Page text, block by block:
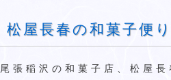
松屋長春の和菓子便り
尾張稲沢の和菓子店、松屋